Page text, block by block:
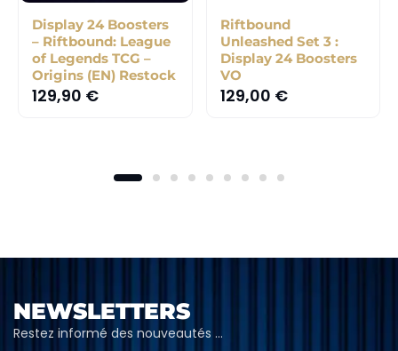
Display 24 Boosters
– Riftbound: League
of Legends TCG –
Origins (EN) Restock
129,90 €
Riftbound
Unleashed Set 3 :
Display 24 Boosters
VO
129,00 €
NEWSLETTERS
Restez informé des nouveautés …